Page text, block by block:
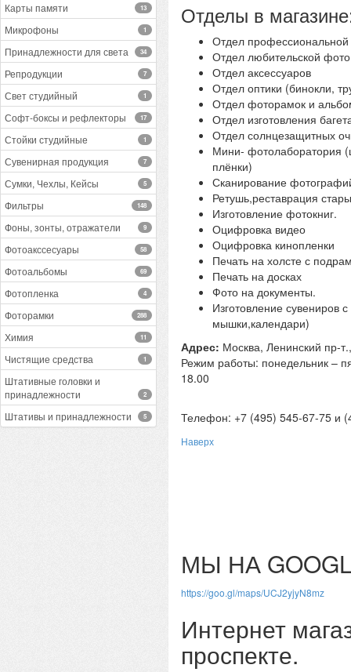
Карты памяти 13
Микрофоны 1
Принадлежности для света 34
Репродукции 7
Свет студийный 1
Софт-боксы и рефлекторы 17
Стойки студийные 1
Сувенирная продукция 7
Сумки, Чехлы, Кейсы 5
Фильтры 148
Фоны, зонты, отражатели 9
Фотоакссесуары 58
Фотоальбомы 69
Фотопленка 4
Фоторамки 288
Химия 11
Чистящие средства 1
Штативные головки и
принадлежности
2
Штативы и принадлежности 5
Отделы в
Отдел профессиональной
Отдел любительской
Отдел аксессуаров
Отдел оптики (бинокли,
Отдел фоторамок и
Отдел изготовления
Отдел солнцезащитных
Мини- фотолаборатория
плёнки)
Сканирование
Ретушь,реставрация
Изготовление фотокниг.
Оцифровка видео
Оцифровка кинопленки
Печать на холсте с
Печать на досках
Фото на документы.
Изготовление сувениров
мышки,календари)
Адрес: Москва, Ленинский пр-
Режим работы: понедельник –
18.00
Телефон: +7 (495) 545-67-75 и
Наверх
МЫ НА
https://goo.gl/maps/UCJ2yjyN8mz
Интернет
проспекте.